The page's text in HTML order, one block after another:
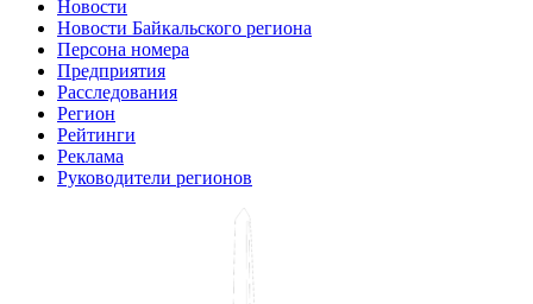
Новости
Новости Байкальского региона
Персона номера
Предприятия
Расследования
Регион
Рейтинги
Реклама
Руководители регионов